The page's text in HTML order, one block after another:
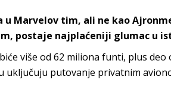
u Marvelov tim, ali ne kao
postaje najplaćeniji glumac u
više od 62 miliona funti, plus deo
uključuju putovanje privatnim